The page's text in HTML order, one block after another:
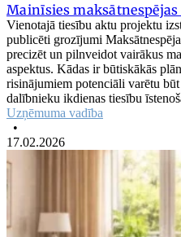
Mainīsies
Vienotajā tiesību aktu projektu
publicēti grozījumi
precizēt un pilnveidot vairākus
aspektus. Kādas ir būtiskākās
risinājumiem potenciāli varētu
dalībnieku ikdienas tiesību
Uzņēmuma vadība
•
17.02.2026